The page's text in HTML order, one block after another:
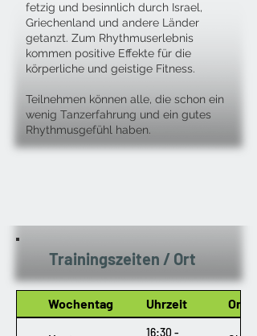
fetzig und besinnlich durch Israel,
Griechenland und andere Länder
getanzt. Zum Rhythmuserlebnis
kommen positive Effekte für die
körperliche und geistige Fitness.
Teilnehmen können alle, die schon ein
wenig Tanzerfahrung und ein gutes
Rhythmusgefühl haben.
Trainingszeiten / Ort
Wochentag Uhrzeit Ort
16:30 -